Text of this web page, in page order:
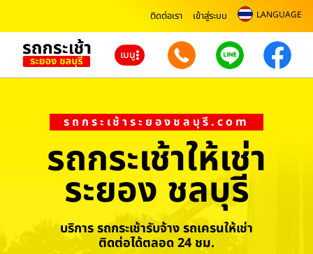
ติดต่อเรา เข้าสู่ระบบ LANGUAGE
เมนู
รถกระเช้าระยองชลบุรี.com
รถกระเช้าให้เช่า
ระยอง ชลบุรี
บริการ รถกระเช้ารับจ้าง รถเครนให้เช่า
ติดต่อได้ตลอด 24 ชม.